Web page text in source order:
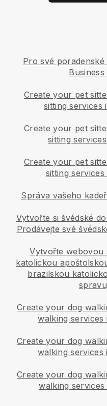
Pro své
Create your pet
sitting services
Create your pet
sitting
Create your pet
sitting
Správa vašeho
Vytvořte si švédské
Prodávejte své
Vytvořte
katolickou
brazilskou
Create your dog
walking services
Create your dog
walking services
Create your dog
walking